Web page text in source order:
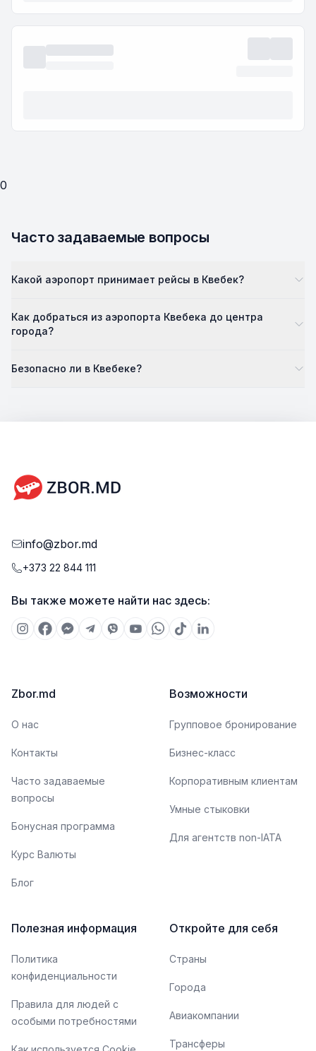
0
Часто задаваемые вопросы
Какой аэропорт принимает рейсы в Квебек?
Как добраться из аэропорта Квебека до центра
города?
Безопасно ли в Квебеке?
info@zbor.md
+373 22 844 111
Вы также можете найти нас здесь:
Zbor.md
О нас
Контакты
Часто задаваемые
вопросы
Бонусная программа
Курс Валюты
Блог
Возможности
Групповое бронирование
Бизнес-класс
Корпоративным клиентам
Умные стыковки
Для агентств non-IATA
Полезная информация
Политика
конфиденциальности
Правила для людей с
особыми потребностями
Откройте для себя
Страны
Города
Авиакомпании
Трансферы